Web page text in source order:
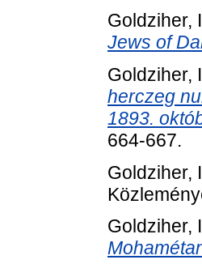
Goldziher,
Jews of
Goldziher,
herczeg
1893.
664-667.
Goldziher,
Goldziher,